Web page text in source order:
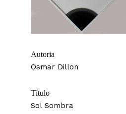
Autoria
Osmar Dillon
Título
Sol Sombra